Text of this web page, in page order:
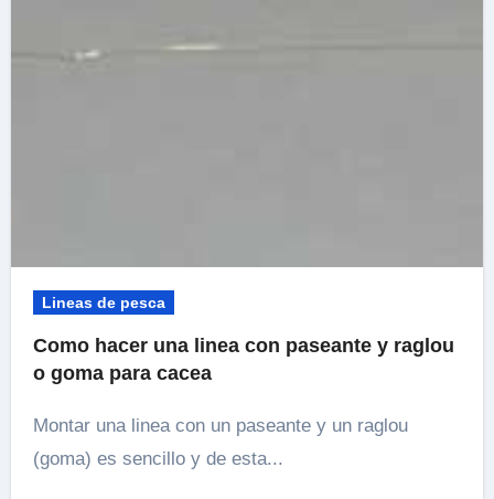
Lineas de pesca
Como hacer una linea con paseante y raglou
o goma para cacea
Montar una linea con un paseante y un raglou
(goma) es sencillo y de esta...